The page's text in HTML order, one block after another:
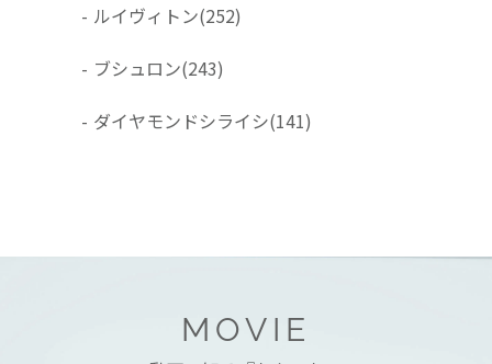
- ルイヴィトン(252)
- ブシュロン(243)
- ダイヤモンドシライシ(141)
MOVIE